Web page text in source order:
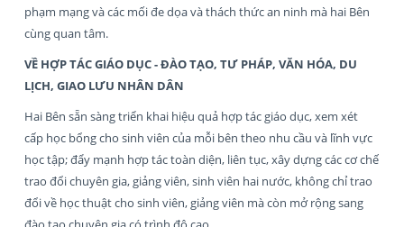
phạm mạng và các mối đe dọa và thách thức an ninh mà hai Bên
cùng quan tâm.
VỀ HỢP TÁC GIÁO DỤC - ĐÀO TẠO, TƯ PHÁP, VĂN HÓA, DU
LỊCH, GIAO LƯU NHÂN DÂN
Hai Bên sẵn sàng triển khai hiệu quả hợp tác giáo dục, xem xét
cấp học bổng cho sinh viên của mỗi bên theo nhu cầu và lĩnh vực
học tập; đẩy mạnh hợp tác toàn diện, liên tục, xây dựng các cơ chế
trao đổi chuyên gia, giảng viên, sinh viên hai nước, không chỉ trao
đổi về học thuật cho sinh viên, giảng viên mà còn mở rộng sang